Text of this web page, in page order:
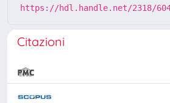
https://hdl.handle.net/2318/
Citazioni